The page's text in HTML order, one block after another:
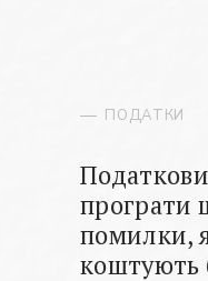
ПОДАТКИ
програти
помилки,
коштують